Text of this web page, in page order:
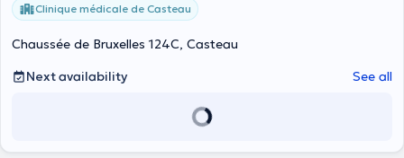
Clinique médicale de Casteau
Chaussée de Bruxelles 124C, Casteau
Next availability
See all